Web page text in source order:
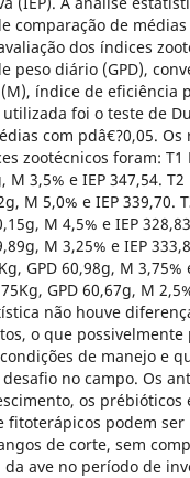
comparação de médias
dos índices
peso diário (GPD),
índice de eficiência
foi o teste de
com pdâ€?0,05. Os
zootécnicos foram: T1
M 3,5% e IEP 347,54. T2
M 5,0% e IEP 339,70.
M 4,5% e IEP
M 3,25% e IEP
GPD 60,98g, M 3,75%
GPD 60,67g, M
não houve
o que possivelmente
de manejo e
no campo. Os
os prébióticos
fitoterápicos podem
de corte, sem
ave no período de